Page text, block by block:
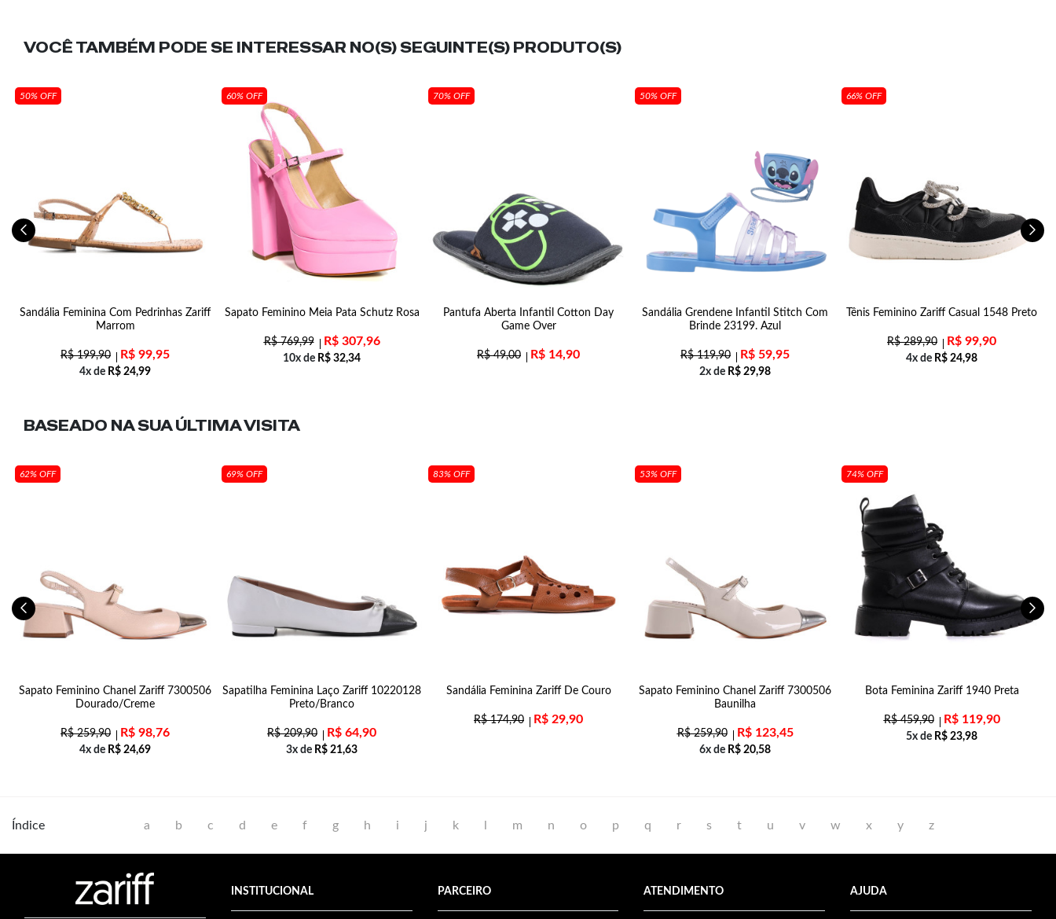
VOCÊ TAMBÉM PODE SE INTERESSAR NO(S) SEGUINTE(S) PRODUTO(S)
50% OFF
Sandália Feminina Com Pedrinhas Zariff
Marrom
R$199,90 R$ 99,95
4x de R$ 24,99
60% OFF
Sapato Feminino Meia Pata Schutz Rosa
R$769,99 R$307,96
10x de R$ 32,34
70% OFF
Pantufa Aberta Infantil Cotton Day
Game Over
R$49,00 R$ 14,90
50% OFF
Sandália Grendene Infantil Stitch Com
Brinde 23199. Azul
R$119,90 R$ 59,95
2x de R$ 29,98
66% OFF
Tênis Feminino Zariff Casual 1548 Preto
R$289,90 R$ 99,90
4x de R$ 24,98
BASEADO NA SUAÚLTIMA VISITA
62% OFF
Sapato Feminino Chanel Zariff 7300506
Dourado/Creme
R$259,90 R$ 98,76
4x de R$ 24,69
69% OFF
Sapatilha Feminina Laço Zariff 10220128
Preto/Branco
R$209,90 R$ 64,90
3x de R$ 21,63
83% OFF
Sandália Feminina Zariff De Couro
R$174,90 R$ 29,90
53% OFF
Sapato Feminino Chanel Zariff 7300506
Baunilha
R$259,90 R$123,45
6x de R$ 20,58
74% OFF
Bota Feminina Zariff 1940 Preta
R$459,90 R$119,90
5x de R$ 23,98
Índice a b c d e f g h i j k m n o p q r s t u v w x y z
INSTITUCIONAL PARCEIRO ATENDIMENTO AJUDA